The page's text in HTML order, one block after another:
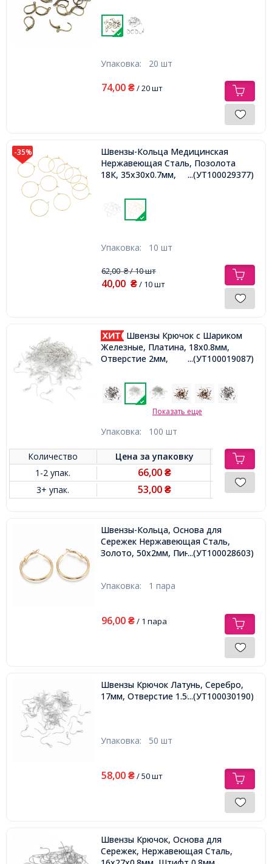
Упаковка: 20 шт
74,00 ₴/ 20 шт
-35%
Швензы-Кольца Медицинская
Нержавеющая Сталь, Позолота
18К, 35х30х0.7мм,
...(УТ100029377)
Упаковка: 10 шт
62,00₴/ 10 шт
40,00 ₴/ 10 шт
Швензы Крючок с Шариком
Железные, Платина, 18х0.8мм,
Отверстие 2мм,
...(УТ100019087)
Показать еще
Упаковка: 100 шт
Количество Цена заупаковку
1-2 упак.
66,00₴
3+ упак. 53,00₴
Швензы-Кольца, Основа для
Сережек Нержавеющая Сталь,
Золото, 50х2мм, Пин 0.8мм,...(УТ100028603)
Упаковка: 1 пара
96,00 ₴/ 1 пара
Швензы Крючок Латунь, Серебро,
17мм, Отверстие 1.5мм, Пин 0.7мм,
...(УТ100030190)
Упаковка: 50 шт
58,00 ₴/ 50 шт
Швензы Крючок, Основа для
Сережек, Нержавеющая Сталь,